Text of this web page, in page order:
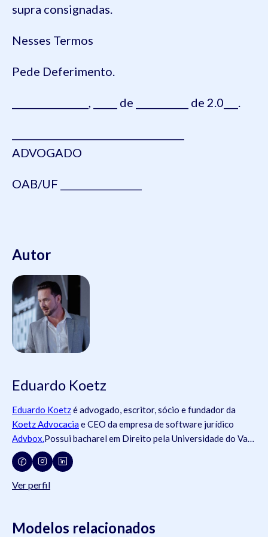
supra consignadas.
Nesses Termos
Pede Deferimento.
________________, _____ de ___________ de 2.0___.
ADVOGADO
OAB/UF _________________
Autor
Eduardo Koetz
Eduardo Koetzé advogado, escritor, sócio e fundador da
Koetz Advocacia e CEO da empresa de software jurídico
Advbox.Possui bacharel em Direito pela Universidade do Vale
do Rio dos Sinos (
dos Advogados do Brasil
73.409, OAB/PR 72.951, OAB/SP 435.266, OAB/MG
Direito do Trabalho pelaUniversidade Federal do Rio Grande
Ver perfil
Modelos relacionados